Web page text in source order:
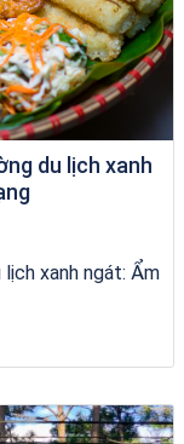
du lịch xanh
xanh ngát: Ẩm